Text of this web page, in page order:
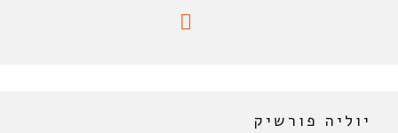
יוליה פורשיק